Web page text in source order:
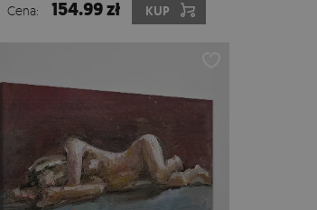
Cena: 154.99 zł KUP